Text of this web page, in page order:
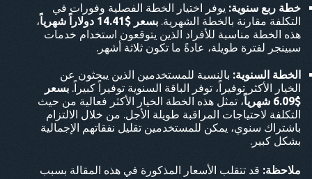
خطة ربع سنوية: يوفر اختيار الخطة الفصلية وفورات في
التكلفة مقارنة بالخطة الشهرية. بسعر $14.41 دولاراً شهرياً
،
هذه الخطة مناسبة للأفراد الذين يتوقعون استخدام خدمات
سبينجر لفترة طويلة، عادةً ما تكون ثلاثة أشهر.
الخطة السنوية: بالنسبة للمستخدمين الذين يبحثون عن
الخيار الأكثر توفيراً، توفر الباقة السنوية توفيراً كبيراً. بسعر
$6.09 شهرياً
، تمثل هذه الخطة الخيار الأكثر فعالية من حيث
التكلفة لاحتياجات المراقبة طويلة الأجل. من خلال الالتزام
باشتراك سنوي، يمكن للمستخدمين تقليل نفقاتهم الإجمالية
بشكل كبير.
ملاحظة: قد تتقلب الأسعار المذكورة في هذه المقالة بسبب